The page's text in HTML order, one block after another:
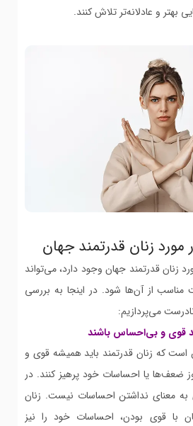
بهتر و عادلانه‌تر تلاش کنند.
مورد زنان قدرتمند جهان
زنان قدرتمند جهان وجود دارد، می‌تواند
مناسب از آن‌ها شود. در اینجا به بررسی
می‌پردازیم:
قوی و بی‌احساس باشند
است که زنان قدرتمند باید همیشه قوی و
ضعف‌ها یا احساسات خود پرهیز کنند. در
به معنای نداشتن احساسات نیست. زنان
با قوی بودن، احساسات خود را نیز